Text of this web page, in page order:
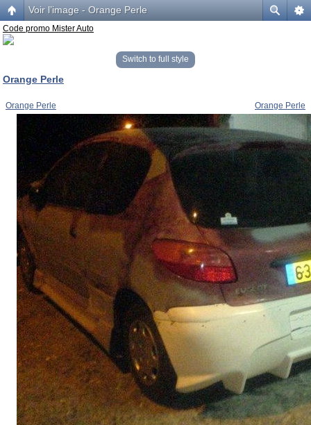
Voir l’image - Orange Perle
Code promo Mister Auto
Switch to full style
Orange Perle
Orange Perle Orange Perle